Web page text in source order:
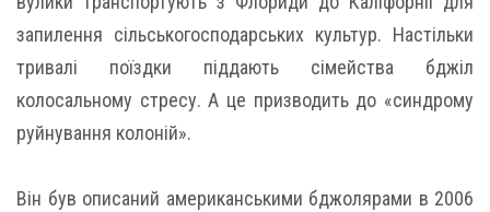
запилення сільськогосподарських культур. Настільки
тривалі поїздки піддають сімейства бджіл
колосальному стресу. А це призводить до «синдрому
руйнування колоній».
Він був описаний американськими бджолярами в 2006